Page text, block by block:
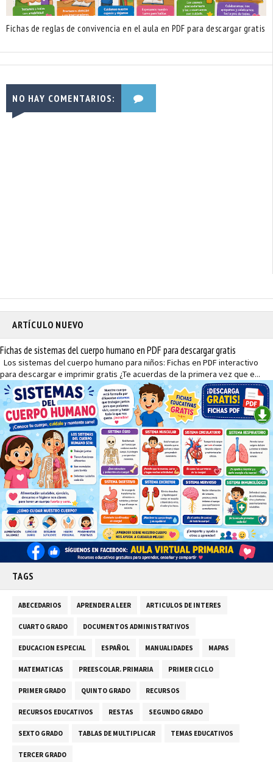
Fichas de reglas de convivencia en el aula en PDF para descargar gratis
NO HAY COMENTARIOS:
ARTÍCULO NUEVO
Fichas de sistemas del cuerpo humano en PDF para descargar gratis
Los sistemas del cuerpo humano para niños: Fichas en PDF interactivo
para descargar e imprimir gratis ¿Te acuerdas de la primera vez que e...
TAGS
ABECEDARIOS APRENDER A LEER ARTICULOS DE INTERES
CUARTO GRADO DOCUMENTOS ADMINISTRATIVOS
EDUCACION ESPECIAL ESPAÑOL MANUALIDADES MAPAS
MATEMATICAS PREESCOLAR. PRIMARIA PRIMER CICLO
PRIMER GRADO QUINTO GRADO RECURSOS
RECURSOS EDUCATIVOS RESTAS SEGUNDO GRADO
SEXTO GRADO TABLAS DE MULTIPLICAR TEMAS EDUCATIVOS
TERCER GRADO